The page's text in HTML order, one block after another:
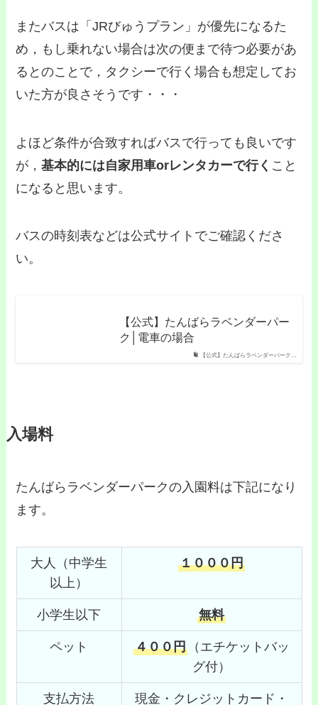
またバスは「JRびゅうプラン」が優先になるた
め，もし乗れない場合は次の便まで待つ必要があ
るとのことで，タクシーで行く場合も想定してお
いた方が良さそうです・・・
よほど条件が合致すればバスで行っても良いです
が，基本的には自家用車orレンタカーで行く こと
になると思います。
バスの時刻表などは公式サイトでご確認くださ
い。
【公式】たんばらラベンダーパーク…
【公式】たんばらラベンダーパー
ク│電車の場合
入場料
たんばらラベンダーパークの入園料は下記になり
ます。
大人（中学生
以上）
１０００円
小学生以下 無料
ペット ４００円 （エチケットバッ
グ付）
支払方法
現金・クレジットカード・